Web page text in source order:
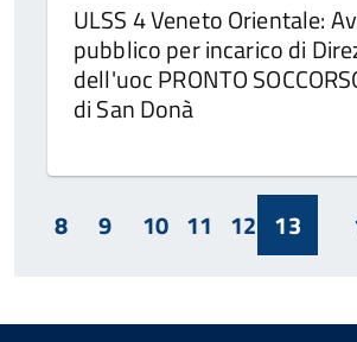
ULSS 4 Veneto Orientale:
pubblico per incarico di
dell'uoc PRONTO
di San Donà
8 9 10 11 12 13